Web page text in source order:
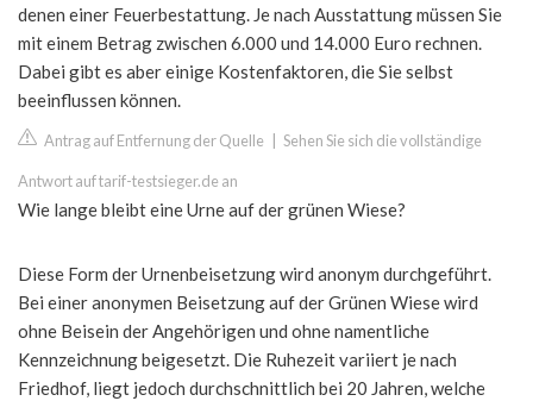
denen einer Feuerbestattung. Je nach Ausstattung müssen Sie
mit einem Betrag zwischen 6.000 und 14.000 Euro rechnen.
Dabei gibt es aber einige Kostenfaktoren, die Sie selbst
beeinflussen können.
Antrag auf Entfernung der Quelle Sehen Sie sich die vollständige
Antwort auf tarif-testsieger.de an
Wie lange bleibt eine Urne auf der grünen Wiese?
Diese Form der Urnenbeisetzung wird anonym durchgeführt.
Bei einer anonymen Beisetzung auf der Grünen Wiese wird
ohne Beisein der Angehörigen und ohne namentliche
Kennzeichnung beigesetzt. Die Ruhezeit variiert je nach
Friedhof, liegt jedoch durchschnittlich bei 20 Jahren, welche